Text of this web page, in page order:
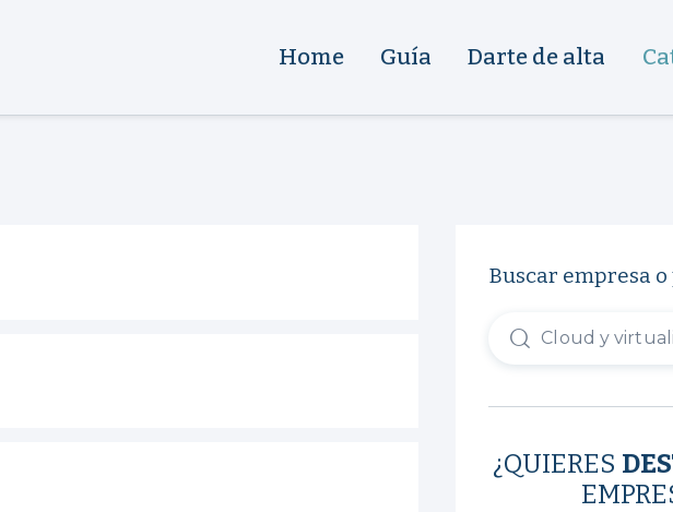
Home Guía Darte de alta
Buscar empresa
¿QUIERES